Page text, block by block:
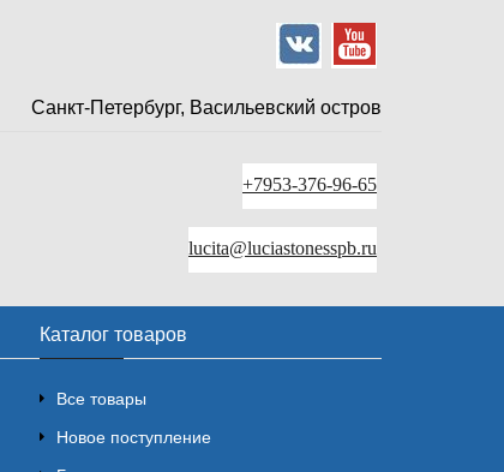
Санкт-Петербург, Васильевский остров
+7953-376-96-65
lucita@luciastonesspb.ru
Каталог товаров
Все товары
Новое поступление